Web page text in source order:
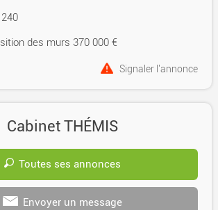
des murs 370 000 €
Signaler l'annonce
Cabinet THÉMIS
Toutes ses annonces
Envoyer un message